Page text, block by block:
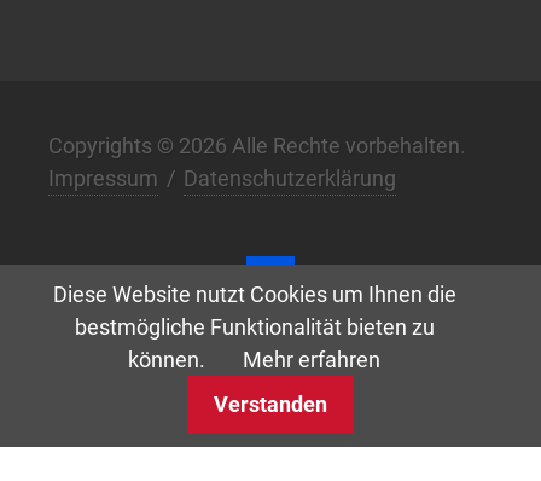
Copyrights © 2026 Alle Rechte vorbehalten.
Impressum / Datenschutzerklärung
Digital. Klar. Anders. – w3.de
Diese Website nutzt Cookies um Ihnen die
bestmögliche Funktionalität bieten zu
können.
Mehr erfahren
Verstanden